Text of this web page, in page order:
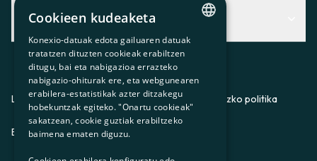
Aurkitu zerbitzurik egokiena zuretzat
Contacto
Albisteak
Albisteak
Bazkideen txokoa
Prentsa
Gurekin lan egin
Lege-oharraPribatutasun-politikaCookieei buruzko politika
ES CAGLEU
CATALAN
SPANISH
GL
BASQUE
Cookieen kudeaketa
Konexio-datuak edota gailuaren datuak
tratatzen dituzten cookieak erabiltzen
ditugu, bai eta nabigazioa errazteko
nabigazio-ohiturak ere, eta webgunearen
erabilera-estatistikak azter ditzakegu
hobekuntzak egiteko. "Onartu cookieak"
sakatzean, cookie guztiak erabiltzeko
baimena ematen diguzu.